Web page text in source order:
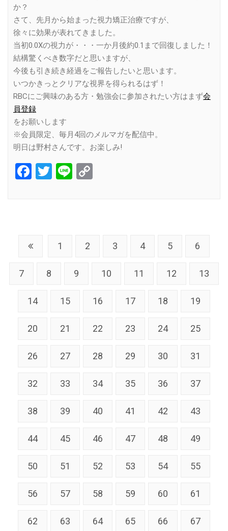
か？
さて、先月から始まった視力矯正治療ですが、
徐々に効果が表れてきました。
当初0.0Xの視力が・・・一か月後約0.1まで回復しました！
結構驚くべき数字だと思いますが、
今後も引き続き経過をご報告したいと思います。
いつかきっとクリアな視界を得られるはず！
RBCにご興味のある方・勉強会に参加されたい方はまず会
員登録
をお願いします
※会員限定、毎月4回のメルマガを配信中。
明日は野村さんです。お楽しみ!
Facebook
Twitter
Line
1 2 3 4 5 6
7 8 9 10 11 12 13
14 15 16 17 18 19
20 21 22 23 24 25
26 27 28 29 30 31
32 33 34 35 36 37
38 39 40 41 42 43
44 45 46 47 48 49
50 51 52 53 54 55
56 57 58 59 60 61
62 63 64 65 66 67